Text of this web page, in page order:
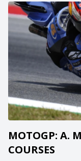
MOTOGP: A.
COURSES